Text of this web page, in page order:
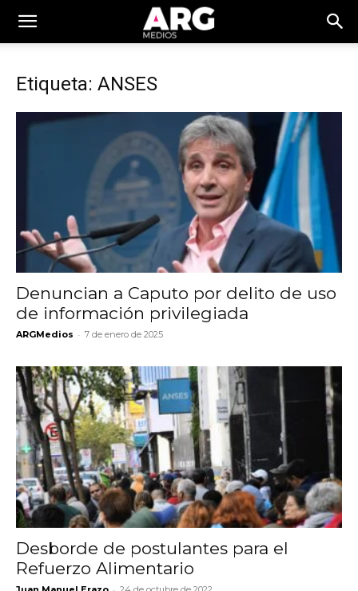
Etiqueta: ANSES
Denuncian a Caputo por delito de uso
de información privilegiada
ARGMedios - 7 de enero de 2025
Desborde de postulantes para el
Refuerzo Alimentario